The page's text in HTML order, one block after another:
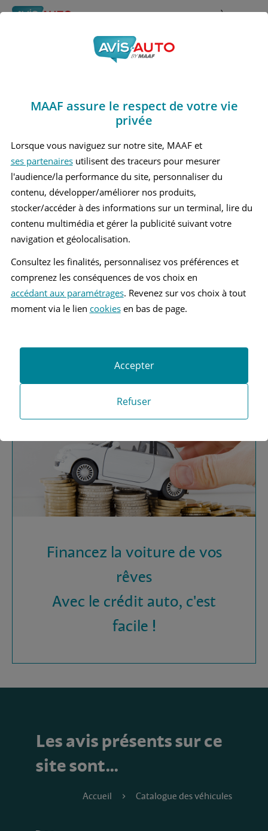
Rechercher À propos
Obtenir un devis d'assurance auto MAAF
Avis Mercedes benz
Marques>Mercedes benz > Glc300e
MERCEDES BENZ GLC300E 1 GRAND SUV
MERCEDES BENZ GLC300E 2 GRAND SUV
assurance automobile ?
Obtenez vos devis MAAF
Financez la voiture de vos
rêves
Avec le crédit auto, c'est
facile !
Les avis présents sur ce
site sont…
Accueil Catalogue des véhicules
MAAF assure le respect de votre vie
privée
Lorsque vous naviguez sur notre site, MAAF et
ses partenairesutilisent des traceurs pour mesurer
l'audience/la performance du site, personnaliser du
contenu, développer/améliorer nos produits,
stocker/accéder à des informations sur un terminal, lire du
contenu multimédia et gérer la publicité suivant votre
navigation et géolocalisation.
Consultez les finalités, personnalisez vos préférences et
comprenez les conséquences de vos choix en
accédant aux paramétrages. Revenez sur vos choix à tout
moment via le lien cookiesen bas de page.
Refuser
Accepter